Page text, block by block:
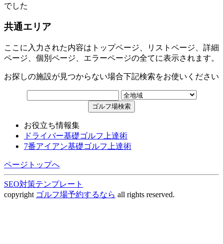
でした
共通エリア
ここに入力された内容はトップページ、リストページ、詳細
ページ、個別ページ、エラーページの全てに表示されます。
お探しの施設が見つからない場合下記検索をお使いください
お役立ち情報集
ドライバー基礎ゴルフ上達術
7番アイアン基礎ゴルフ上達術
ページトップへ
SEO対策テンプレート
copyright ゴルフ場予約するなら all rights reserved.